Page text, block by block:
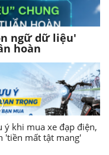
ngữ dữ liệu'
hoàn
ý khi mua xe đạp điện,
'tiền mất tật mang'